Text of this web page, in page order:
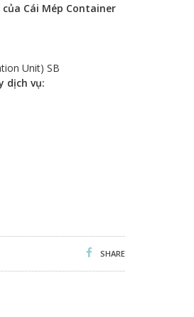
Cái Mép Container
Unit) SB
dịch vụ:
SHARE